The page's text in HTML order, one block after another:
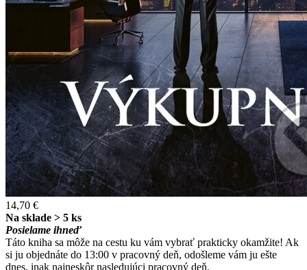
14,70 €
Na sklade > 5 ks
Posielame ihneď
Táto kniha sa môže na cestu ku vám vybrať prakticky okamžite! Ak
si ju objednáte do 13:00 v pracovný deň, odošleme vám ju ešte
dnes, inak najneskôr nasledujúci pracovný deň.